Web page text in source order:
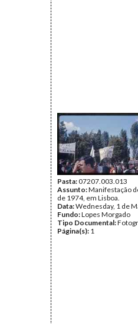
Pasta:07207.003.013
Assunto:Manifestação
de 1974, em Lisboa.
Data:Wednesday, 1 de
Fundo:Lopes Morgado
Tipo Documental:
Página(s): 1